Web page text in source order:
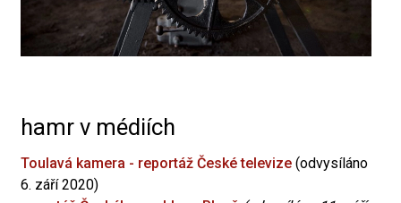
hamr v médiích
Toulavá kamera - reportáž České televize (odvysíláno
6. září 2020)